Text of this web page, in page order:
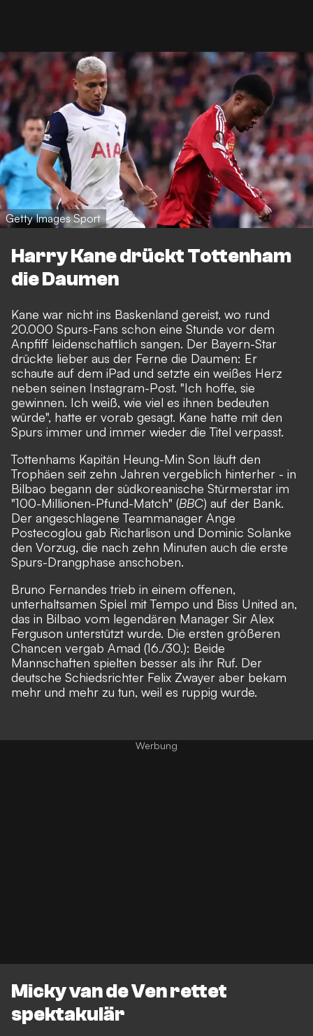
Getty Images Sport
Harry Kane drückt Tottenham
die Daumen
Kane war nicht ins Baskenland gereist, wo rund
20.000 Spurs-Fans schon eine Stunde vor dem
Anpfiff leidenschaftlich sangen. Der Bayern-Star
drückte lieber aus der Ferne die Daumen: Er
schaute auf dem iPad und setzte ein weißes Herz
neben seinen Instagram-Post. "Ich hoffe, sie
gewinnen. Ich weiß, wie viel es ihnen bedeuten
würde", hatte er vorab gesagt. Kane hatte mit den
Spurs immer und immer wieder die Titel verpasst.
Tottenhams Kapitän Heung-Min Son läuft den
Trophäen seit zehn Jahren vergeblich hinterher - in
Bilbao begann der südkoreanische Stürmerstar im
"100-Millionen-Pfund-Match" (BBC) auf der Bank.
Der angeschlagene Teammanager Ange
Postecoglou gab Richarlison und Dominic Solanke
den Vorzug, die nach zehn Minuten auch die erste
Spurs-Drangphase anschoben.
Bruno Fernandes trieb in einem offenen,
unterhaltsamen Spiel mit Tempo und Biss United an,
das in Bilbao vom legendären Manager Sir Alex
Ferguson unterstützt wurde. Die ersten größeren
Chancen vergab Amad (16./30.): Beide
Mannschaften spielten besser als ihr Ruf. Der
deutsche Schiedsrichter Felix Zwayer aber bekam
mehr und mehr zu tun, weil es ruppig wurde.
Micky van de Ven rettet
spektakulär